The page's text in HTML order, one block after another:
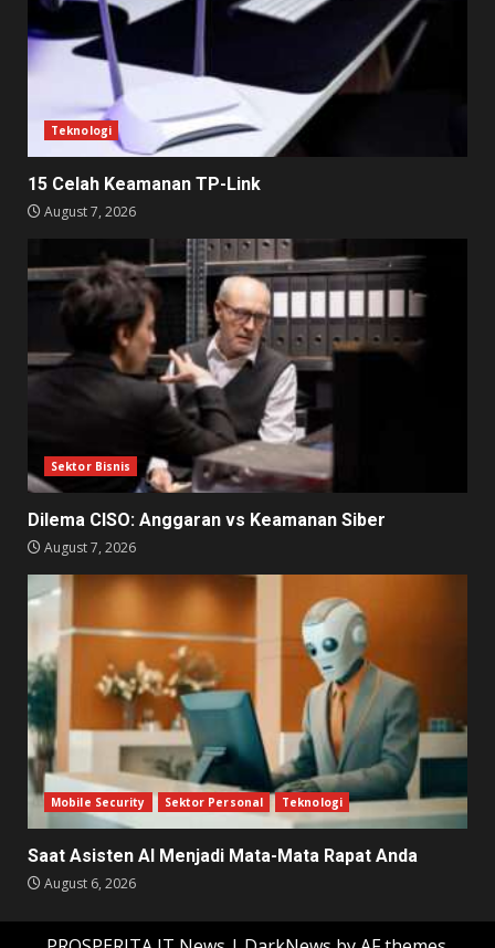
Teknologi
15 Celah Keamanan TP-Link
August 7, 2026
Sektor Bisnis
Dilema CISO: Anggaran vs Keamanan Siber
August 7, 2026
Mobile Security Sektor Personal Teknologi
Saat Asisten AI Menjadi Mata-Mata Rapat Anda
August 6, 2026